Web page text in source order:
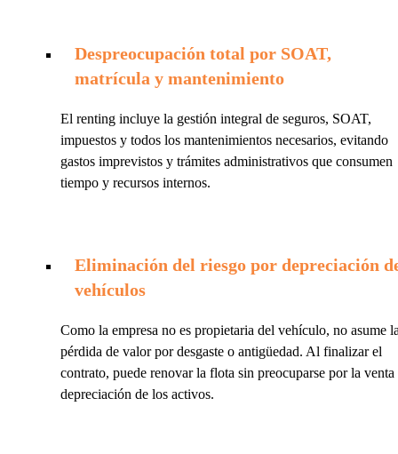
Despreocupación total por SOAT,
matrícula y mantenimiento
El renting incluye la gestión integral de seguros, SOAT,
impuestos y todos los mantenimientos necesarios, evitando
gastos imprevistos y trámites administrativos que consumen
tiempo y recursos internos.
Eliminación del riesgo por depreciación
vehículos
Como la empresa no es propietaria del vehículo, no asume
pérdida de valor por desgaste o antigüedad. Al finalizar el
contrato, puede renovar la flota sin preocuparse por la venta
depreciación de los activos.